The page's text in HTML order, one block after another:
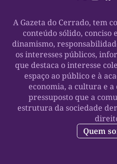
A Gazeta do Cerrado, tem
conteúdo sólido, conciso
dinamismo,
os interesses públicos,
que destaca o interesse
espaço ao público e à
economia, a cultura e
pressuposto que a
estrutura da sociedade
Quem